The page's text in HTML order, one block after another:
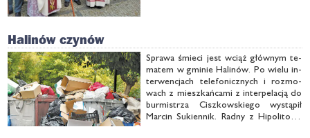
Halinów czynów
Spra­wa śmie­ci jest wciąż głów­nym te­
ma­tem w gmi­nie Ha­li­nów. Po wie­lu in­
ter­wen­cjach te­le­fo­nicz­nych i roz­mo­
wach z miesz­kań­ca­mi z in­ter­pe­la­cją do
bur­mi­strza Cisz­kow­skie­go wy­stą­pił
Mar­cin Su­kien­nik. Rad­ny z Hi­po­li­to­wa